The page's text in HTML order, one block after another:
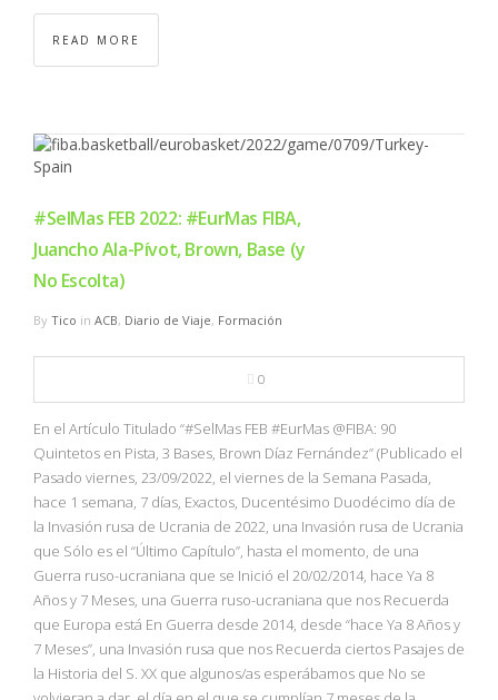
READ MORE
#SelMas FEB 2022: #EurMas FIBA,
Juancho Ala-Pívot, Brown, Base (y
No Escolta)
By Tico in ACB, Diario de Viaje, Formación
0
En el Artículo Titulado “#SelMas FEB #EurMas @FIBA: 90
Quintetos en Pista, 3 Bases, Brown Díaz Fernández” (Publicado el
Pasado viernes, 23/09/2022, el viernes de la Semana Pasada,
hace 1 semana, 7 días, Exactos, Ducentésimo Duodécimo día de
la Invasión rusa de Ucrania de 2022, una Invasión rusa de Ucrania
que Sólo es el “Último Capítulo”, hasta el momento, de una
Guerra ruso-ucraniana que se Inició el 20/02/2014, hace Ya 8
Años y 7 Meses, una Guerra ruso-ucraniana que nos Recuerda
que Europa está En Guerra desde 2014, desde “hace Ya 8 Años y
7 Meses”, una Invasión rusa que nos Recuerda ciertos Pasajes de
la Historia del S. XX que algunos/as esperábamos que No se